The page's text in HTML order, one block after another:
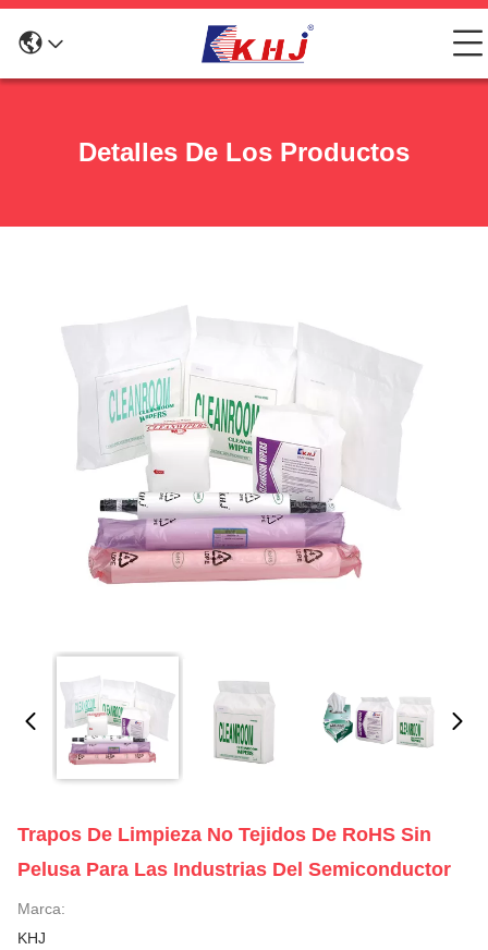
Detalles De Los Productos
Trapos De Limpieza No Tejidos De RoHS Sin
Pelusa Para Las Industrias Del Semiconductor
Marca:
KHJ